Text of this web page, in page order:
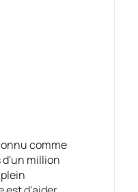
comme
d'un million